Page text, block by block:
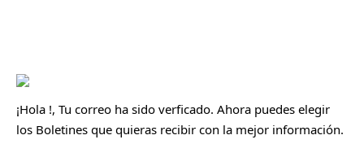
¡Hola !, Tu correo ha sido verficado. Ahora puedes elegir
los Boletines que quieras recibir con la mejor información.